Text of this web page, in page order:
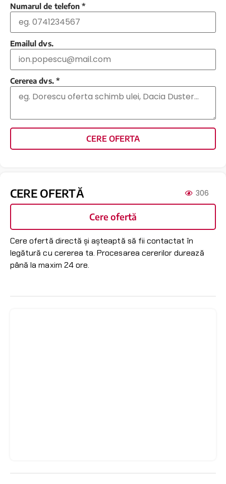
Numarul de telefon *
Emailul dvs.
Cererea dvs. *
CERE OFERTA
CERE OFERTĂ 306
Cere ofertă
Cere ofertă directă și așteaptă să fii contactat în
legătură cu cererea ta. Procesarea cererilor durează
până la maxim 24 ore.